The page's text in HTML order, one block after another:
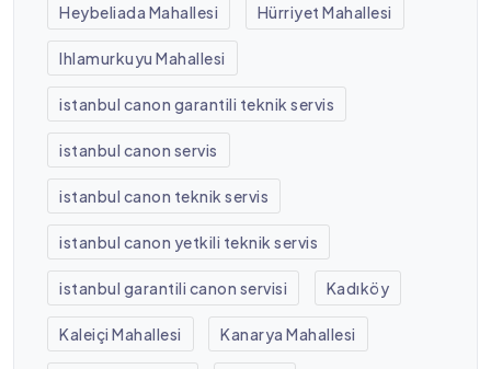
Heybeliada Mahallesi Hürriyet Mahallesi
Ihlamurkuyu Mahallesi
istanbul canon garantili teknik servis
istanbul canon servis
istanbul canon teknik servis
istanbul canon yetkili teknik servis
istanbul garantili canon servisi Kadıköy
Kaleiçi Mahallesi Kanarya Mahallesi